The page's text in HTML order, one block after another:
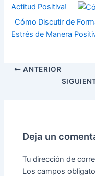
Actitud Positiva!
Cómo Discutir de
Estrés de Manera
ANTERIOR
Deja un
Tu dirección de
Los campos